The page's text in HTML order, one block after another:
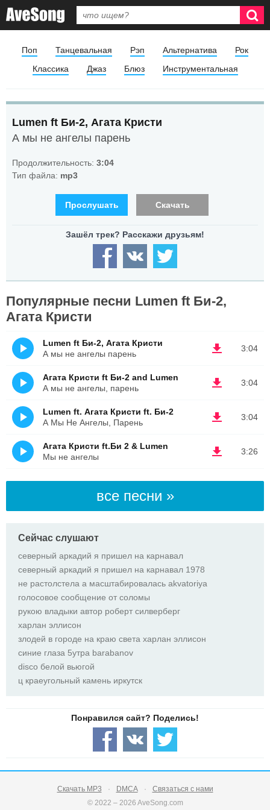
Поп Танцевальная Рэп Альтернатива
Рок
Классика
Джаз Блюз Инструментальная
Lumen ft Би-2, Агата Кристи
А мы не ангелы парень
Продолжительность: 3:04
Тип файла: mp3
Прослушать Скачать
Популярные песни Lumen ft Би-2,
Агата Кристи
3:04
Lumen ft Би-2, Агата Кристи
А мы не ангелы парень
3:04
Агата Кристи ft Би-2 and Lumen
А мы не ангелы, парень
3:04
Lumen ft. Агата Кристи ft. Би-2
А Мы Не Ангелы, Парень
3:26
Агата Кристи ft.Би 2 & Lumen
Мы не ангелы
все песни »
Сейчас слушают
северный аркадий я пришел на карнавал
северный аркадий я пришел на карнавал 1978
не растолстела а масштабировалась akvatoriya
голосовое сообщение от соломы
рукою владыки автор роберт силверберг
харлан эллисон
злодей в городе на краю света харлан эллисон
синие глаза 5утра barabanov
disco белой вьюгой
ц краеугольный камень иркутск
Скачать MP3 DMCA
Связаться с нами
© 2022 – 2026 AveSong.com